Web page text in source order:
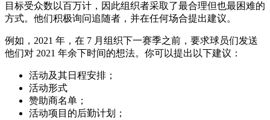
目标受众数以百万计，因此组织者采取了最合理但也最困难的
方式。他们积极询问追随者，并在任何场合提出建议。
例如，2021 年，在 7 月组织下一赛季之前，要求球员们发送
他们对 2021 年余下时间的想法。你可以提出以下建议：
活动及其日程安排；
活动形式
赞助商名单；
活动项目的后勤计划；